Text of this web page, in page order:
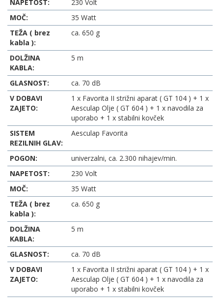
NAPETOST:
230 Volt
MOČ:
35 Watt
TEŽA ( brez
kabla ):
ca. 650 g
DOLŽINA
KABLA:
5 m
GLASNOST:
ca. 70 dB
V DOBAVI
ZAJETO:
1 x Favorita II strižni aparat ( GT 104 ) + 1 x
Aesculap Olje ( GT 604 ) + 1 x navodila za
uporabo + 1 x stabilni kovček
SISTEM
REZILNIH GLAV:
Aesculap Favorita
POGON:
univerzalni, ca. 2.300 nihajev/min.
NAPETOST:
230 Volt
MOČ:
35 Watt
TEŽA ( brez
kabla ):
ca. 650 g
DOLŽINA
KABLA:
5 m
GLASNOST:
ca. 70 dB
V DOBAVI
ZAJETO:
1 x Favorita II strižni aparat ( GT 104 ) + 1 x
Aesculap Olje ( GT 604 ) + 1 x navodila za
uporabo + 1 x stabilni kovček